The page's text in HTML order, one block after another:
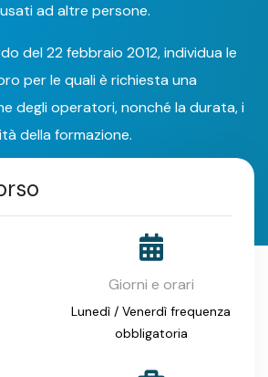
ad altre persone.
del 22 febbraio 2012, individua le
per le quali è richiesta una
degli operatori, nonché la durata, i
della formazione.
Giorni e orari
Lunedì / Venerdì frequenza
obbligatoria